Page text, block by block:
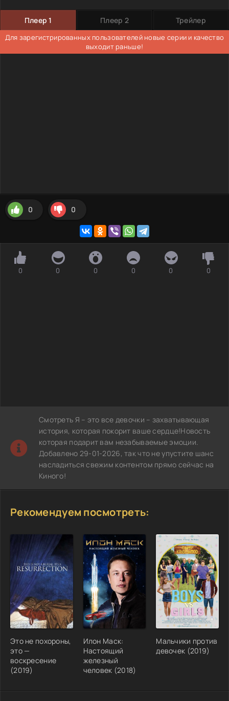
Плеер 1 Плеер 2 Трейлер
Для зарегистрированных пользователей новые серии и качество
выходит раньше!
0 0
0 0 0 0 0 0
Смотреть Я – это все девочки – захватывающая
история, которая покорит ваше сердце!Новость
которая подарит вам незабываемые эмоции.
Добавлено 29-01-2026, так что не упустите шанс
насладиться свежим контентом прямо сейчас на
Киного!
Рекомендуем посмотреть:
Это не похороны,
это —
воскресение
(2019)
Илон Маск:
Настоящий
железный
человек (2018)
Мальчики против
девочек (2019)